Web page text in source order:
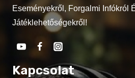
Eseményekről, Forgalmi Infókról
Játéklehetőségekről!
Kapcsolat